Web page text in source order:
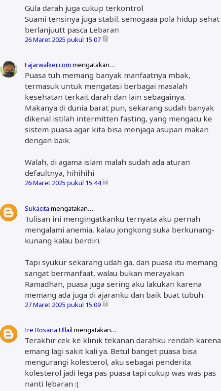
Gula darah juga cukup terkontrol
Suami tensinya juga stabil. semogaaa pola hidup sehat
berlanjuutt pasca Lebaran
26 Maret 2025 pukul 15.07
Fajarwalker.com mengatakan…
Puasa tuh memang banyak manfaatnya mbak,
termasuk untuk mengatasi berbagai masalah
kesehatan terkait darah dan lain sebagainya.
Makanya di dunia barat pun, sekarang sudah banyak
dikenal istilah intermitten fasting, yang mengacu ke
sistem puasa agar kita bisa menjaga asupan makan
dengan baik.
Walah, di agama islam malah sudah ada aturan
defaultnya, hihihihi
26 Maret 2025 pukul 15.44
Sukacita mengatakan…
Tulisan ini mengingatkanku ternyata aku pernah
mengalami anemia, kalau jongkong suka berkunang-
kunang kalau berdiri.
Tapi syukur sekarang udah ga, dan puasa itu memang
sangat bermanfaat, walau bukan merayakan
Ramadhan, puasa juga sering aku lakukan karena
memang ada juga di ajaranku dan baik buat tubuh.
27 Maret 2025 pukul 15.09
Ire Rosana Ullail mengatakan…
Terakhir cek ke klinik tekanan darahku rendah karena
emang lagi sakit kali ya. Betul banget puasa bisa
mengurangi kolesterol, aku sebagai penderita
kolesterol jadi lega pas puasa tapi cukup was was pas
nanti lebaran :(